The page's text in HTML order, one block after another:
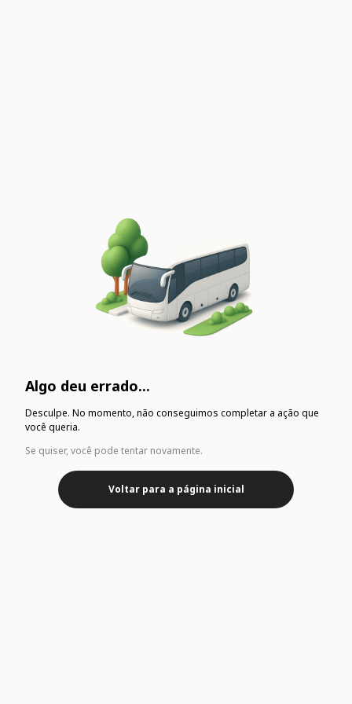
Algo deu errado...
Desculpe. No momento, não conseguimos completar a ação que
você queria.
Se quiser, você pode tentar novamente.
Voltar para a página inicial